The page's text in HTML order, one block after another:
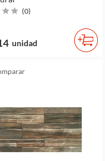
(0)
unidad